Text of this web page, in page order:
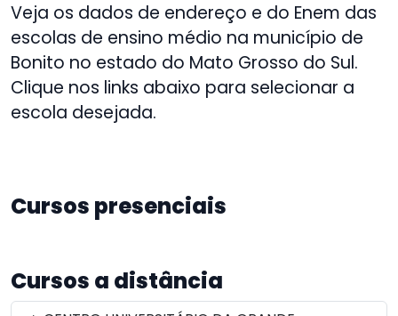
Veja os dados de endereço e do Enem das
escolas de ensino médio na município de
Bonito no estado do Mato Grosso do Sul.
Clique nos links abaixo para selecionar a
escola desejada.
Cursos presenciais
Cursos a distância